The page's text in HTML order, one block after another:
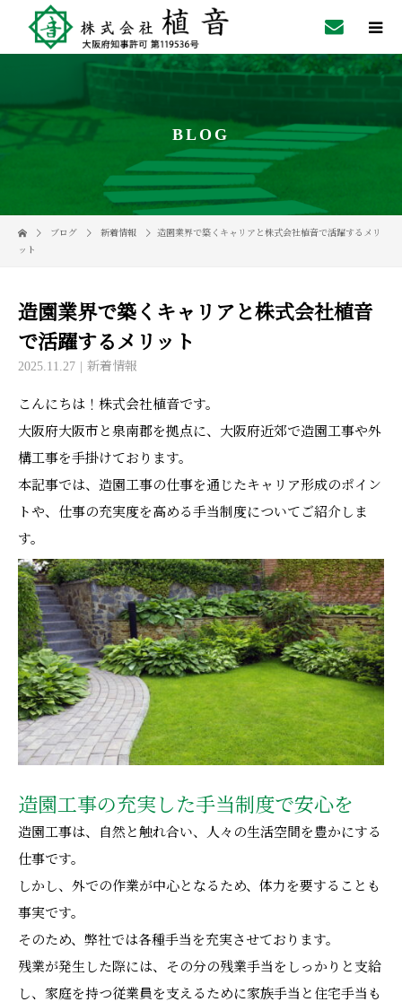
BLOG
ブログ 新着情報
造園業界で築くキャリアと株式会社植音で活躍するメリ
ット
造園業界で築くキャリアと株式会社植音
で活躍するメリット
2025.11.27 新着情報
こんにちは！株式会社植音です。
大阪府大阪市と泉南郡を拠点に、大阪府近郊で造園工事や外
構工事を手掛けております。
本記事では、造園工事の仕事を通じたキャリア形成のポイン
トや、仕事の充実度を高める手当制度についてご紹介しま
す。
造園工事の充実した手当制度で安心を
造園工事は、自然と触れ合い、人々の生活空間を豊かにする
仕事です。
しかし、外での作業が中心となるため、体力を要することも
事実です。
そのため、弊社では各種手当を充実させております。
残業が発生した際には、その分の残業手当をしっかりと支給
し、家庭を持つ従業員を支えるために家族手当と住宅手当も